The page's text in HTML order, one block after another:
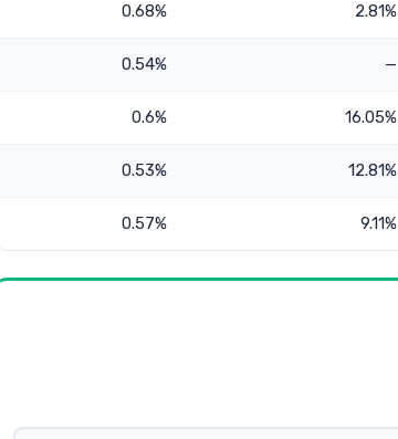
2.81%
0.68%
—
0.54%
16.05%
0.6%
12.81%
0.53%
9.11%
0.57%